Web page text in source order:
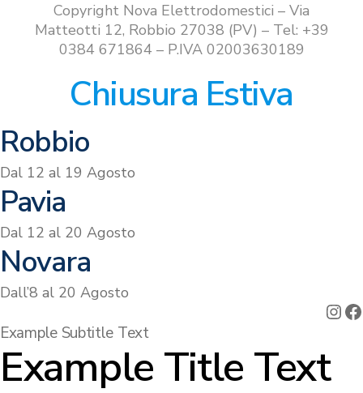
Copyright Nova Elettrodomestici – Via
Matteotti 12, Robbio 27038 (PV) – Tel: +39
0384 671864 – P.IVA 02003630189
Chiusura Estiva
Robbio
Dal 12 al 19 Agosto
Pavia
Dal 12 al 20 Agosto
Novara
Dall’8 al 20 Agosto
Example Subtitle Text
Example Title Text